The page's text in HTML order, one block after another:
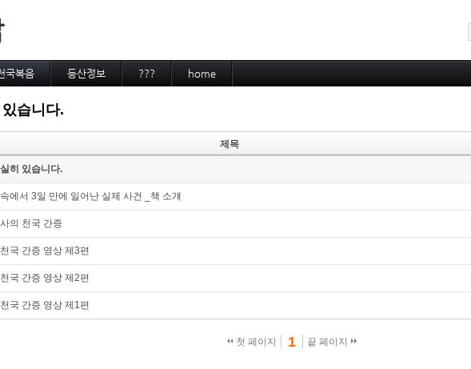
국복음 등산정보 ??? home
습니다.
제목
히 있습니다.
에서 3일 만에 일어난 실제 사건 _책 소걔
의 천국 간증
국 간증 영상 제3편
국 간증 영상 제2편
국 간증 영상 제1편
첫 페이지 1 끝 페이지